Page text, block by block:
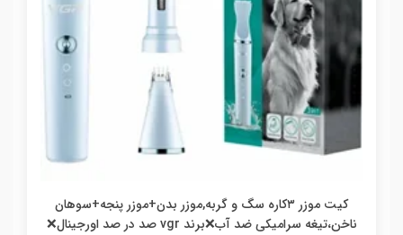
کیت موزر ۳کاره سگ و گربه,موزر بدن+موزر پنجه+سوهان
ناخن،تیغه سرامیکی ضد آب❌برند vgr صد در صد اورجینال❌